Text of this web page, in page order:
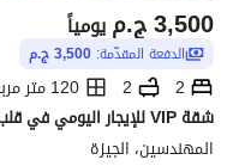
ج.م3,500 يومياً
الدفعة المقدّمة: 3,500 ج.م
2
2
120 متر مربع
شقة VIP للإيجار اليومي في قلب المهندسين – موقع مميز
المهندسين، الجيزة